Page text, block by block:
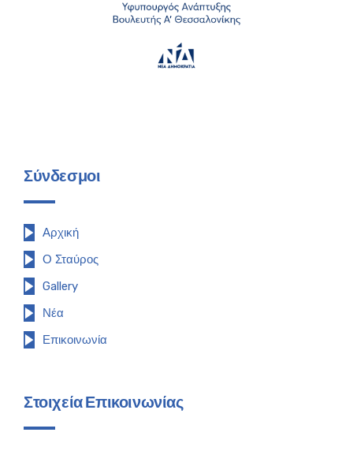
Σύνδεσμοι
Αρχική
Ο Σταύρος
Gallery
Νέα
Επικοινωνία
Στοιχεία Επικοινωνίας